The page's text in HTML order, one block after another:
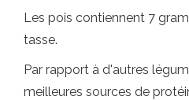
Les pois contiennent 7
tasse.
Par rapport à d'autres
meilleures sources de